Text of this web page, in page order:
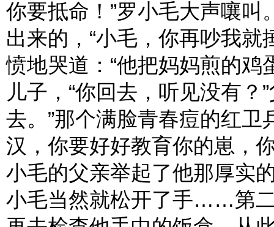
你要抵命！”罗小毛大声嚷
出来的，“小毛，你再吵我
愤地哭道：“他把妈妈煎的鸡
儿子，“你回去，听见没有？
去。”那个满脸青春痘的红卫
汉，你要好好教育你的崽，
小毛的父亲举起了他那厚实
小毛当然就松开了手……第